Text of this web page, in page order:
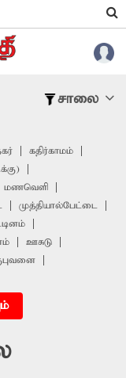
சாலை
கதிர்காமம்
மணவெளி
முத்தியால்பேட்டை
ஊசுடு